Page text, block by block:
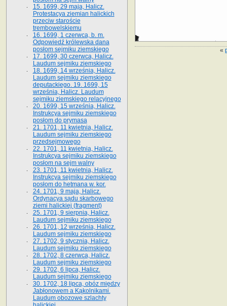
«
15. 1699, 29 maja, Halicz.
Protestacya ziemian halickich
przeciw staroście
trembowelskiemu
16. 1699, 1 czerwca, b. m.
Odpowiedź królewska dana
posłom sejmiku ziemskiego
17. 1699, 30 czerwca, Halicz.
Laudum sejmiku ziemskiego
18. 1699, 14 września, Halicz.
Laudum sejmiku ziemskiego
deputackiego. 19. 1699, 15
września, Halicz. Laudum
sejmiku ziemskiego relacyjnego
20. 1699, 15 września, Halicz.
Instrukcya sejmiku ziemskiego
posłom do prymasa
21. 1701, 11 kwietnia, Halicz.
Laudum sejmiku ziemskiego
przedsejmowego
22. 1701, 11 kwietnia, Halicz.
Instrukcya sejmiku ziemskiego
posłom na sejm walny
23. 1701, 11 kwietnia, Halicz.
Instrukcya sejmiku ziemskiego
posłom do hetmana w. kor.
24. 1701, 9 maja, Halicz.
Ordynacya sądu skarbowego
ziemi halickiej (fragment)
25. 1701, 9 sierpnia, Halicz.
Laudum sejmiku ziemskiego
26. 1701, 12 września, Halicz.
Laudum sejmiku ziemskiego
27. 1702, 9 stycznia, Halicz.
Laudum sejmiku ziemskiego
28. 1702, 8 czerwca, Halicz.
Laudum sejmiku ziemskiego
29. 1702, 6 lipca, Halicz.
Laudum sejmiku ziemskiego
30. 1702, 18 lipca, obóz między
Jabłonowem a Kąkolnikami.
Laudum obozowe szlachty